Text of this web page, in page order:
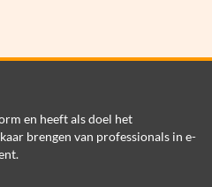
en heeft als doel het
brengen van professionals in e-